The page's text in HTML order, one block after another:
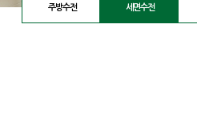
주방수전 세면수전